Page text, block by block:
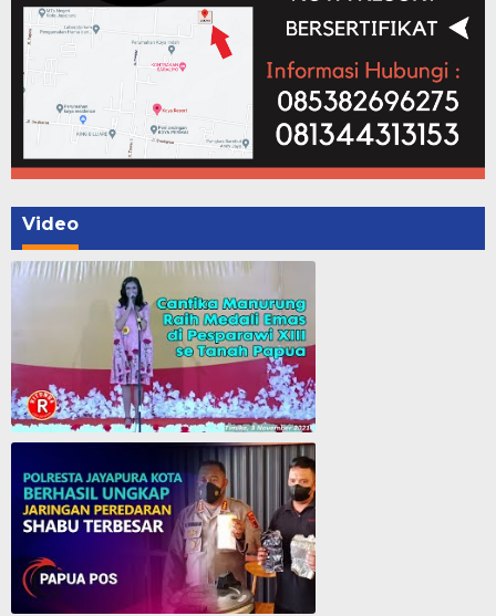
Video
Cantika Manurung Raih Medali Emas di Pesparawi XIII se Tanah Papua